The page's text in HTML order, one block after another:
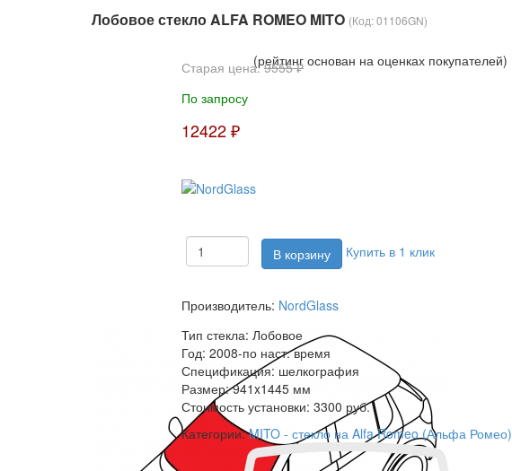
Лобовое стекло ALFA ROMEO MITO (Код:01106GN)
(рейтинг основан на оценках покупателей)
Старая цена:9555 ₽
По запросу
12422 ₽
Купить в 1 клик
Производитель: NordGlass
Тип стекла: Лобовое
Год: 2008-по наст. время
Спецификация: шелкография
Размер: 941x1445 мм
Стоимость установки: 3300 руб.
Категории:MITO - стекло на Alfa Romeo (Альфа Ромео)